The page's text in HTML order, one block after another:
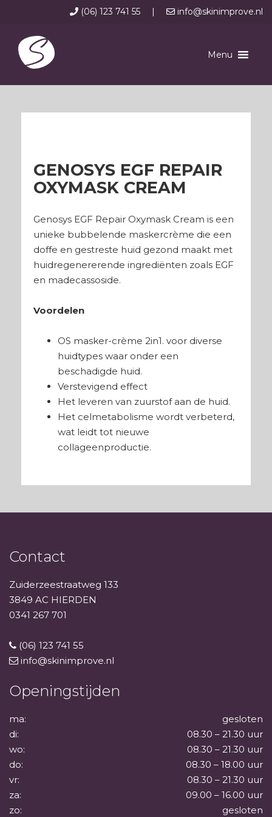
(06) 123 741 55 | info@skinimprove.nl
Menu
GENOSYS EGF REPAIR
OXYMASK CREAM
Genosys EGF Repair Oxymask Cream is een
unieke bubbelende maskercrème die een
doffe en gestreste huid gezond maakt met
huidregenererende ingrediënten zoals EGF
en madecassoside.
Voordelen
OS masker-crème 2in1. voor diverse
huidtypes waar onder een
beschadigde huid.
Verstevigend effect
Het leveren van zuurstof aan de huid.
Het celmetabolisme wordt verbeterd,
wat leidt tot nieuwe
collageenproductie.
Contact
Zuiderzeestraatweg 133
3849 AC HIERDEN
0341 267 701
(06) 123 741 55
info@skinimprove.nl
Openingstijden
ma:
gesloten
di:
08.30 – 21.30 uur
wo:
08.30 – 21.30 uur
do:
08.30 – 18.00 uur
vr:
08.30 – 21.30 uur
za:
09.00 – 16.00 uur
zo:
gesloten